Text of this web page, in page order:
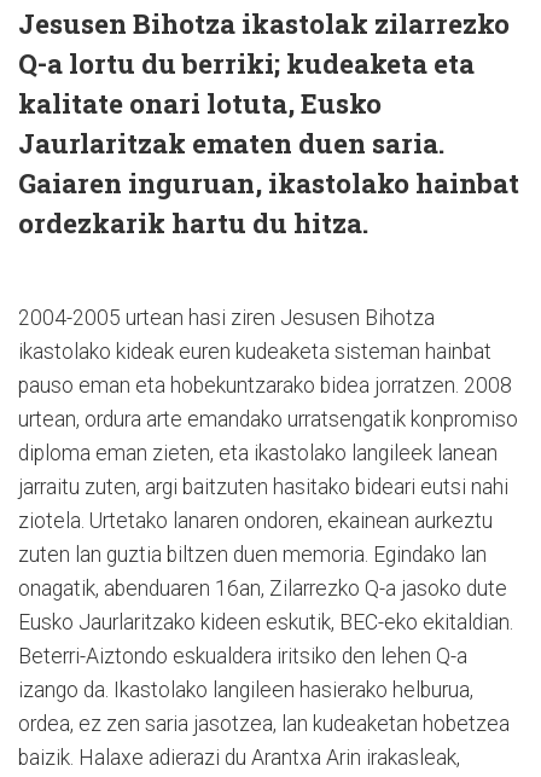
Jesusen Bihotza ikastolak zilarrezko
Q-a lortu du berriki; kudeaketa eta
kalitate onari lotuta, Eusko
Jaurlaritzak ematen duen saria.
Gaiaren inguruan, ikastolako hainbat
ordezkarik hartu du hitza.
2004-2005 urtean hasi ziren Jesusen Bihotza
ikastolako kideak euren kudeaketa sisteman hainbat
pauso eman eta hobekuntzarako bidea jorratzen. 2008
urtean, ordura arte emandako urratsengatik konpromiso
diploma eman zieten, eta ikastolako langileek lanean
jarraitu zuten, argi baitzuten hasitako bideari eutsi nahi
ziotela. Urtetako lanaren ondoren, ekainean aurkeztu
zuten lan guztia biltzen duen memoria. Egindako lan
onagatik, abenduaren 16an, Zilarrezko Q-a jasoko dute
Eusko Jaurlaritzako kideen eskutik, BEC-eko ekitaldian.
Beterri-Aiztondo eskualdera iritsiko den lehen Q-a
izango da. Ikastolako langileen hasierako helburua,
ordea, ez zen saria jasotzea, lan kudeaketan hobetzea
baizik. Halaxe adierazi du Arantxa Arin irakasleak,